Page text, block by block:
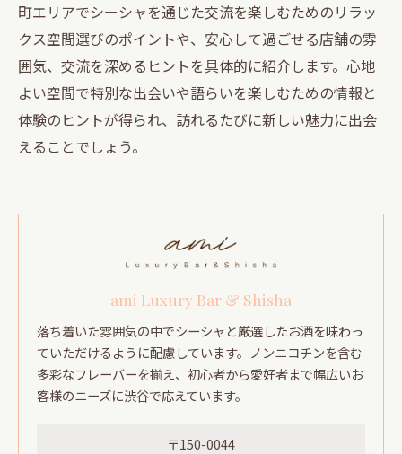
町エリアでシーシャを通じた交流を楽しむためのリラッ
クス空間選びのポイントや、安心して過ごせる店舗の雰
囲気、交流を深めるヒントを具体的に紹介します。心地
よい空間で特別な出会いや語らいを楽しむための情報と
体験のヒントが得られ、訪れるたびに新しい魅力に出会
えることでしょう。
ami Luxury Bar & Shisha
落ち着いた雰囲気の中でシーシャと厳選したお酒を味わっ
ていただけるように配慮しています。ノンニコチンを含む
多彩なフレーバーを揃え、初心者から愛好者まで幅広いお
客様のニーズに渋谷で応えています。
〒150-0044